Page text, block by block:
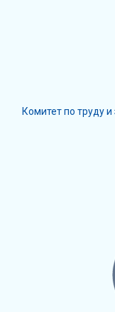
Комитет по труду